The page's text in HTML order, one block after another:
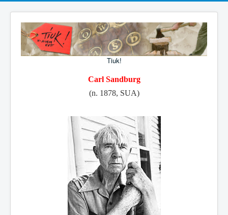
Tiuk!
Carl Sandburg
(n. 1878, SUA)